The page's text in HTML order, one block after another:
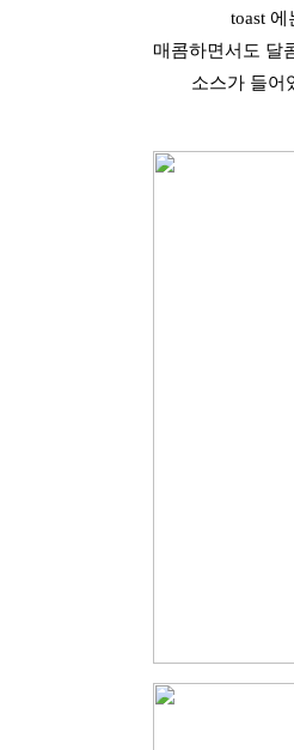
toast 에
매콤하면서도 달
소스가 들어